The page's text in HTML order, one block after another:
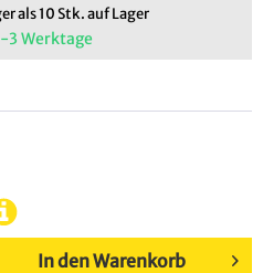
als 10 Stk. auf Lager
3 Werktage
In den Warenkorb